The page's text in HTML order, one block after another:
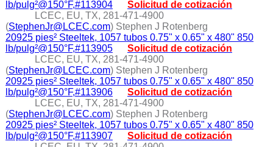
lb/pulg²@150°F,#113904
Solicitud de cotización
LCEC, EU, TX, 281-471-4900
(StephenJr@LCEC.com) Stephen J Rotenberg
20925 pies² Steeltek, 1057 tubos 0.75" x 0.65" x 480" 850
lb/pulg²@150°F,#113905
Solicitud de cotización
LCEC, EU, TX, 281-471-4900
(StephenJr@LCEC.com) Stephen J Rotenberg
20925 pies² Steeltek, 1057 tubos 0.75" x 0.65" x 480" 850
lb/pulg²@150°F,#113906
Solicitud de cotización
LCEC, EU, TX, 281-471-4900
(StephenJr@LCEC.com) Stephen J Rotenberg
20925 pies² Steeltek, 1057 tubos 0.75" x 0.65" x 480" 850
lb/pulg²@150°F,#113907
Solicitud de cotización